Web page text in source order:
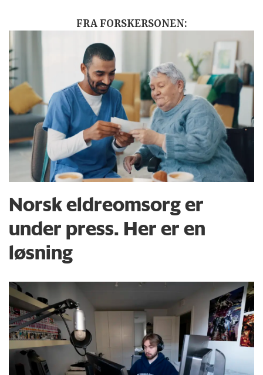
FRA FORSKERSONEN:
Norsk eldreomsorg er
under press. Her er en
løsning